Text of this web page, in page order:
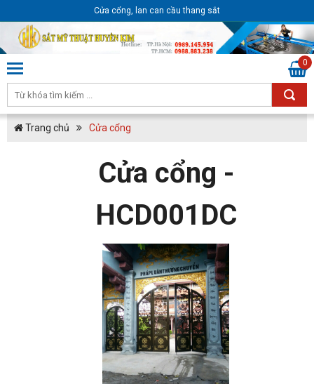
Cửa cổng, lan can cầu thang sắt
0
Trang chủ Cửa cổng
Cửa cổng -
HCD001DC